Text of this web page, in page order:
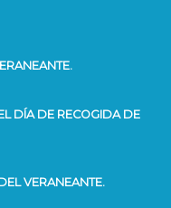
DÍA DE RECOGIDA DE
VERANEANTE.